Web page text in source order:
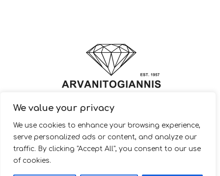
We value your privacy
We use cookies to enhance your browsing experience,
serve personalized ads or content, and analyze our
traffic. By clicking "Accept All", you consent to our use
of cookies.
© 2022 ARVANITOGIANNIS – Jewelry Design & Manufacturing |
JewelryShop.gr